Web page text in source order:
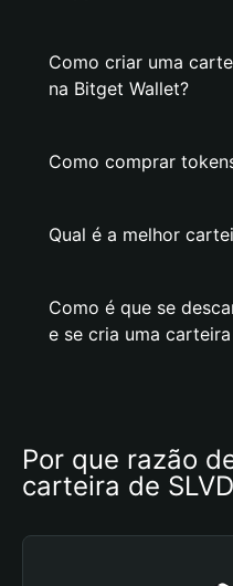
Como criar uma
na Bitget Wallet?
Como comprar
Qual é a melhor
Como é que se
e se cria uma carteira
Por que razão
carteira de